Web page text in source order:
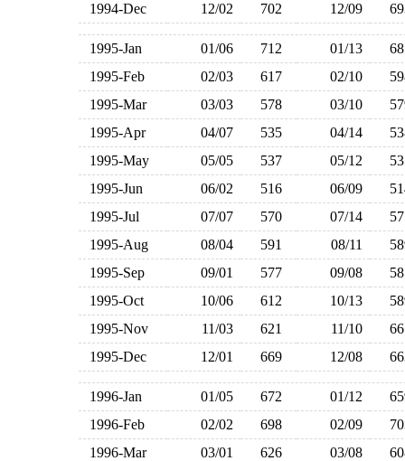
1994-Dec
12/02 702 12/09
1995-Jan 01/06 712 01/13
1995-Feb
02/03 617 02/10
1995-Mar
03/03 578 03/10
1995-Apr
04/07 535 04/14
1995-May
05/05 537 05/12
1995-Jun
06/02 516 06/09
1995-Jul
07/07 570 07/14
1995-Aug
08/04 591 08/11
1995-Sep
09/01 577 09/08
1995-Oct
10/06 612 10/13
1995-Nov
11/03 621 11/10
1995-Dec
12/01 669 12/08
1996-Jan 01/05 672 01/12
1996-Feb
02/02 698 02/09
1996-Mar
03/01 626 03/08